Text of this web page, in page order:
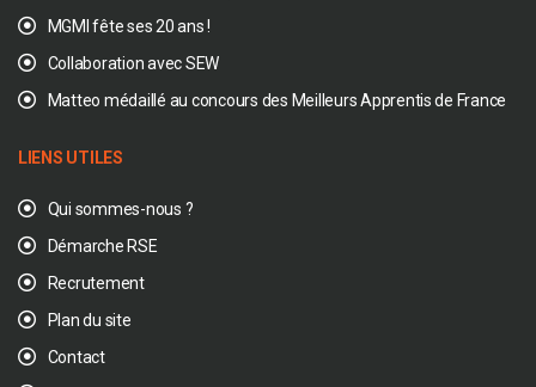
MGMI fête ses 20 ans !
Collaboration avec SEW
Matteo médaillé au concours des Meilleurs Apprentis de France
LIENS UTILES
Qui sommes-nous ?
Démarche RSE
Recrutement
Plan du site
Contact